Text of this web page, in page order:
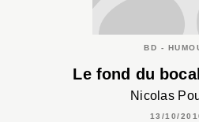
BD -
Le fond du
Nicolas
13/10/